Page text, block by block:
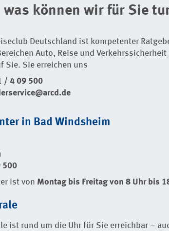
was können wir für Sie
Deutschland ist kompetenter
Auto, Reise und
Sie. Sie erreichen uns
/ 4 09 500
in Bad Windsheim
500
ist von Montag bis Freitag von 8 Uhr bis
ist rund um die Uhr für Sie erreichbar –